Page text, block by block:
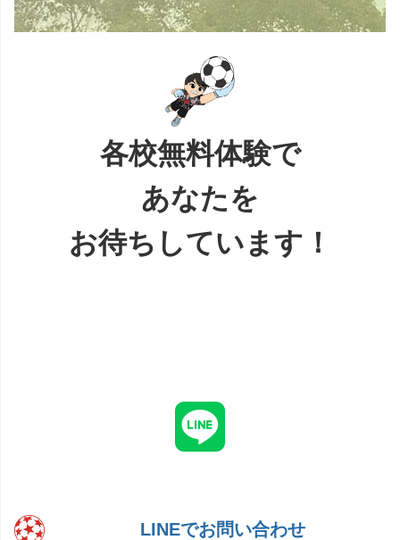
各校無料体験で
あなたを
お待ちしています！
LINEでお問い合わせ